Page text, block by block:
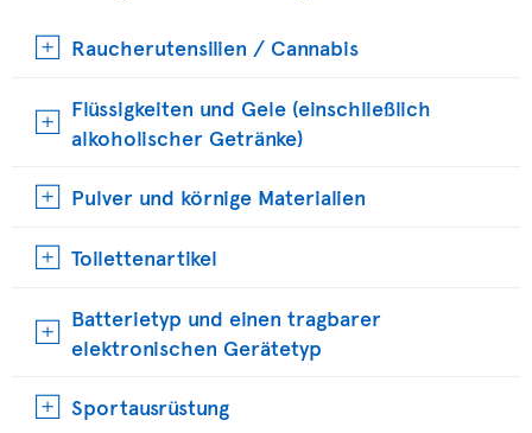
Raucherutensilien / Cannabis
Flüssigkeiten und Gele (einschließlich
alkoholischer Getränke)
Pulver und körnige Materialien
Toilettenartikel
Batterietyp und einen tragbarer
elektronischen Gerätetyp
Sportausrüstung